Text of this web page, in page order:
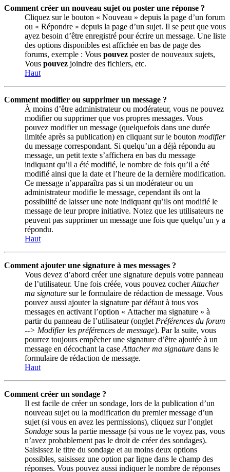
Comment créer un nouveau sujet ou poster une réponse ?
Cliquez sur le bouton « Nouveau » depuis la page d’un forum
ou « Répondre » depuis la page d’un sujet. Il se peut que vous
ayez besoin d’être enregistré pour écrire un message. Une liste
des options disponibles est affichée en bas de page des
forums, exemple : Vous pouvez poster de nouveaux sujets,
Vous pouvez joindre des fichiers, etc.
Haut
Comment modifier ou supprimer un message ?
À moins d’être administrateur ou modérateur, vous ne pouvez
modifier ou supprimer que vos propres messages. Vous
pouvez modifier un message (quelquefois dans une durée
limitée après sa publication) en cliquant sur le bouton modifier
du message correspondant. Si quelqu’un a déjà répondu au
message, un petit texte s’affichera en bas du message
indiquant qu’il a été modifié, le nombre de fois qu’il a été
modifié ainsi que la date et l’heure de la dernière modification.
Ce message n’apparaîtra pas si un modérateur ou un
administrateur modifie le message, cependant ils ont la
possibilité de laisser une note indiquant qu’ils ont modifié le
message de leur propre initiative. Notez que les utilisateurs ne
peuvent pas supprimer un message une fois que quelqu’un y a
répondu.
Haut
Comment ajouter une signature à mes messages ?
Vous devez d’abord créer une signature depuis votre panneau
de l’utilisateur. Une fois créée, vous pouvez cocherAttacher
ma signature sur le formulaire de rédaction de message. Vous
pouvez aussi ajouter la signature par défaut à tous vos
messages en activant l’option « Attacher ma signature » à
partir du panneau de l’utilisateur (onglet Préférences du forum
--> Modifier les préférences de message). Par la suite, vous
pourrez toujours empêcher une signature d’être ajoutée à un
message en décochant la case Attacher ma signature dans le
formulaire de rédaction de message.
Haut
Comment créer un sondage ?
Il est facile de créer un sondage, lors de la publication d’un
nouveau sujet ou la modification du premier message d’un
sujet (si vous en avez les permissions), cliquez sur l’onglet
Sondage sous la partie message (si vous ne le voyez pas, vous
n’avez probablement pas le droit de créer des sondages).
Saisissez le titre du sondage et au moins deux options
possibles, saisissez une option par ligne dans le champ des
réponses. Vous pouvez aussi indiquer le nombre de réponses